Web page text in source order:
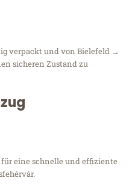
verpackt und von Bielefeld →
sicheren Zustand zu
eine schnelle und effiziente